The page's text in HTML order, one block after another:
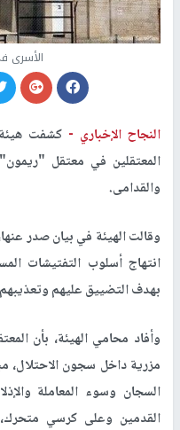
الأسرى
النجاح الإخباري -كشفت
المعتقلين في معتقل
والقدامى.
وقالت الهيئة في بيان صدر
انتهاج أسلوب التفتيشات
بهدف التضييق عليهم
وأفاد محامي الهيئة، بأن
مزرية داخل سجون الاحتلال،
السجان وسوء المعاملة
القدمين وعلى كرسي